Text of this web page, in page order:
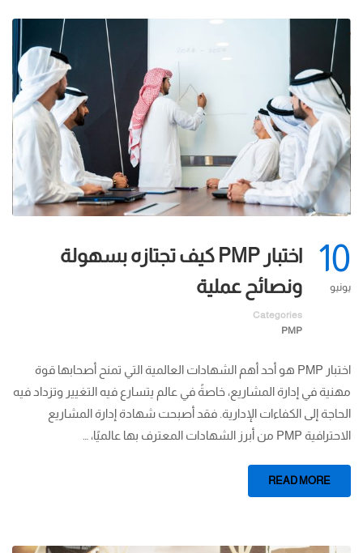
10
يونيو
اختبار PMP كيف تجتازه بسهولة
ونصائح عملية
Categories
PMP
اختبار PMP هو أحد أهم الشهادات العالمية التي تمنح أصحابها قوة
مهنية في إدارة المشاريع، خاصةً في عالم يتسارع فيه التغيير وتزداد فيه
الحاجة إلى الكفاءات الإدارية. فقد أصبحت شهادة إدارة المشاريع
الاحترافية PMP من أبرز الشهادات المعترف بها عالميًا، …
READ MORE